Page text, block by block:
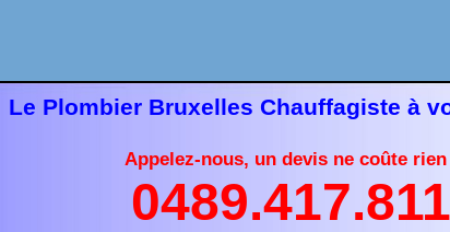
Le Plombier Bruxelles Chauffagiste à
Appelez-nous, un devis ne coûte rien
0489.417.811